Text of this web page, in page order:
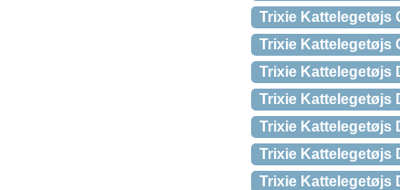
Trixie Kattelegetøjs
Trixie Kattelegetøjs
Trixie Kattelegetøjs
Trixie Kattelegetøjs
Trixie Kattelegetøjs
Trixie Kattelegetøjs
Trixie Kattelegetøjs